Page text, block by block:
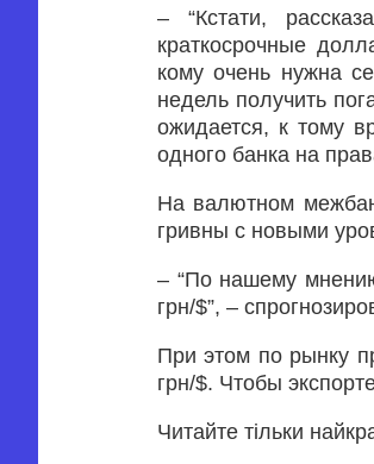
– “Кстати,
краткосрочные
кому очень нужна
недель получить
ожидается, к тому
одного банка на
На валютном
гривны с новыми
– “По нашему
грн/$”, –
При этом по рынку
грн/$. Чтобы
Читайте тільки